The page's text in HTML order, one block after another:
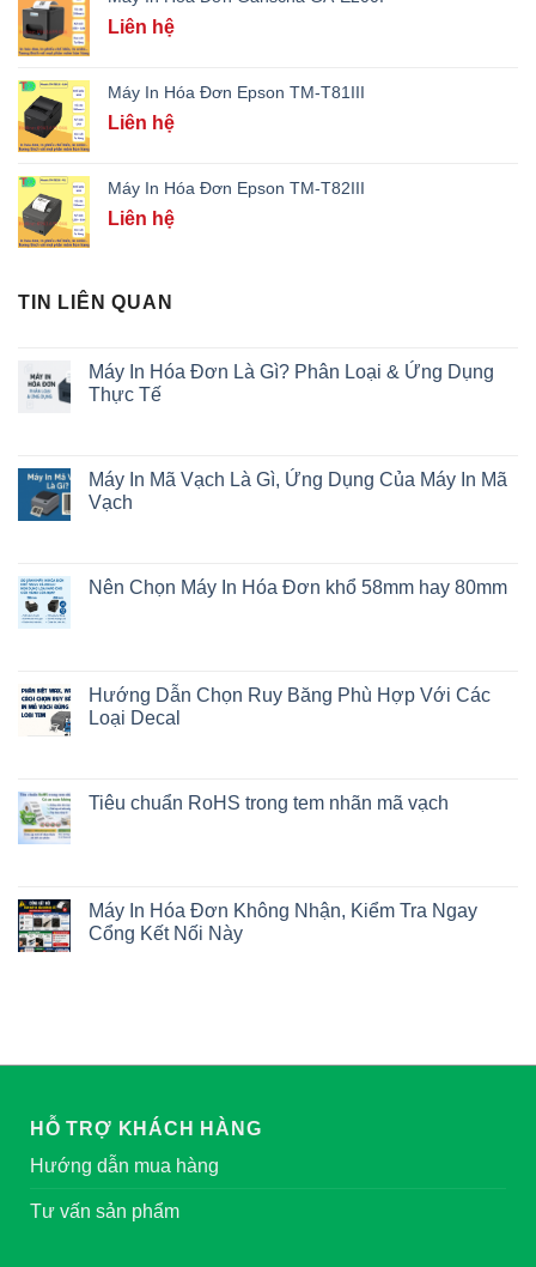
Liên hệ
Máy In Hóa Đơn Epson TM-T81III
Liên hệ
Máy In Hóa Đơn Epson TM-T82III
Liên hệ
TIN LIÊN QUAN
Máy In Hóa Đơn Là Gì? Phân Loại & Ứng Dụng
Thực Tế
Máy In Mã Vạch Là Gì, Ứng Dụng Của Máy In Mã
Vạch
Nên Chọn Máy In Hóa Đơn khổ 58mm hay 80mm
Hướng Dẫn Chọn Ruy Băng Phù Hợp Với Các
Loại Decal
Tiêu chuẩn RoHS trong tem nhãn mã vạch
Máy In Hóa Đơn Không Nhận, Kiểm Tra Ngay
Cổng Kết Nối Này
HỖ TRỢ KHÁCH HÀNG
Hướng dẫn mua hàng
Tư vấn sản phẩm